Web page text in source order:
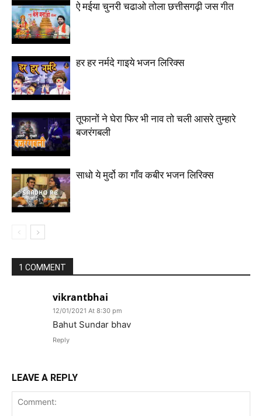
ऐ मईया चुनरी चढाओ तोला छत्तीसगढ़ी जस गीत
हर हर नर्मदे गाइये भजन लिरिक्स
तूफानों ने घेरा फिर भी नाव तो चली आसरे तुम्हारे
बजरंगबली
साधो ये मुर्दो का गाँव कबीर भजन लिरिक्स
1 COMMENT
vikrantbhai
12/01/2021 At 8:30 pm
Bahut Sundar bhav
Reply
LEAVE A REPLY